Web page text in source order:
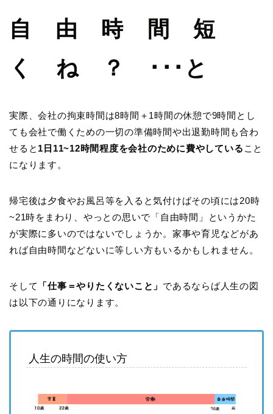
自 由 時 間 短
く ね ？ ･･･と
実際、会社の拘束時間は8時間＋1時間の休憩で9時間とし
ても会社で働くための一切の準備時間や出退勤時間も合わ
せると 1日11~12時間程度を会社のために費やしている こと
になります。
帰宅後は夕食やお風呂等を入ると気付けばその頃には20時
~21時をまわり、やっとの思いで「自由時間」というかた
が実際に多いのではないでしょうか。家事や育児などがあ
れば自由時間などないに等しい方もいるかもしれません。
そして 「仕事＝やりたくないこと」 であるならば人生の図
は以下の通りになります。
人生の時間の使い方